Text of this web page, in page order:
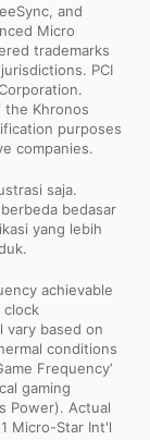
and
Micro
trademarks
PCI
the Khronos
purposes
companies.
saja.
bedasar
yang lebih
achievable
clock
vary based on
conditions
Frequency’
gaming
Power). Actual
Micro-Star Int'l